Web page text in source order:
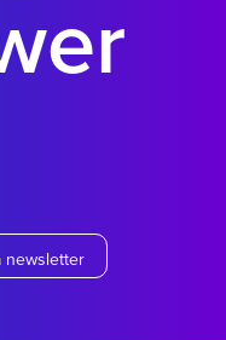
newsletter